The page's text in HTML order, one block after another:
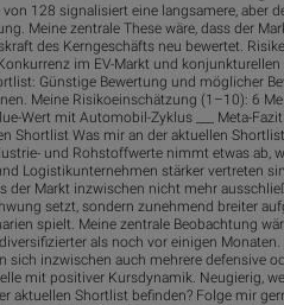
von 128 signalisiert eine langsamere, aber
Meine zentrale These wäre, dass der
des Kerngeschäfts neu bewertet.
im EV-Markt und
Günstige Bewertung und möglicher
Meine Risikoeinschätzung (1–10): 6
Wert mit Automobil-Zyklus ___ Meta-
Shortlist Was mir an der aktuellen
und Rohstoffwerte nimmt etwas ab,
Logistikunternehmen stärker vertreten
der Markt inzwischen nicht mehr
setzt, sondern zunehmend breiter
spielt. Meine zentrale Beobachtung
als noch vor einigen
sich inzwischen auch mehrere defensive
mit positiver Kursdynamik. Neugierig,
aktuellen Shortlist befinden? Folge mir